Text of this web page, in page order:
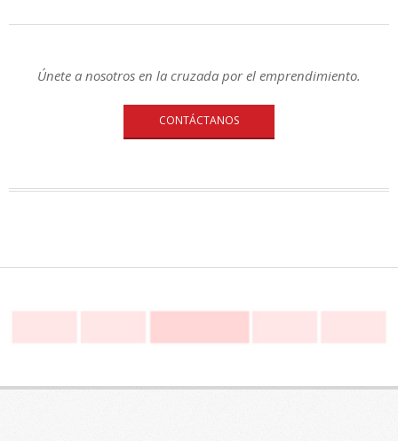
Únete a nosotros en la cruzada por el emprendimiento.
CONTÁCTANOS